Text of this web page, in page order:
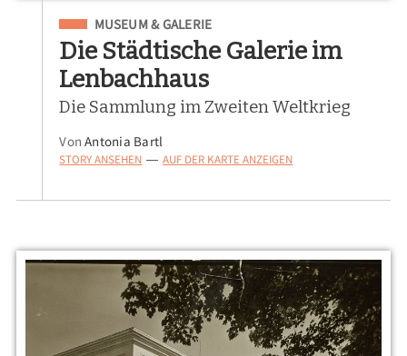
Eingeordnet unter
MUSEUM & GALERIE
Die Städtische Galerie im
Lenbachhaus
Die Sammlung im Zweiten Weltkrieg
VonAntonia Bartl
STORY ANSEHEN — AUF DER KARTE ANZEIGEN